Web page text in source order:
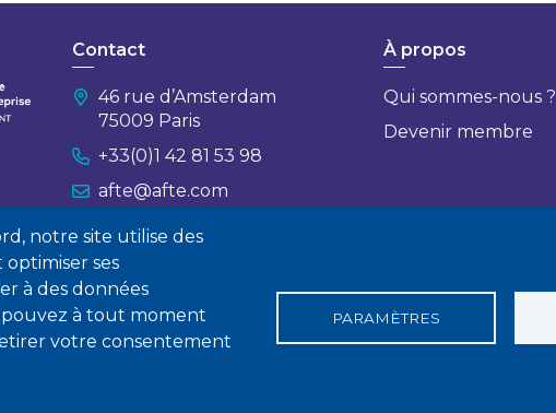
notre site utilise des
ses
à des données
pouvez à tout moment
votre consentement
PARAMÈTRES
Contact
46 rue d’Amsterdam
75009 Paris
+33(0)1 42 81 53 98
afte@afte.com
Nous contacter
À propos
Qui sommes-nous ?
Devenir membre